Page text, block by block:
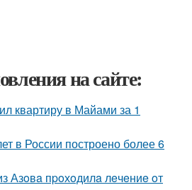
на сайте:
квартиру в Майами за 1
в России построено более 6
Азoвa пpoхoдилa лeчeниe oт